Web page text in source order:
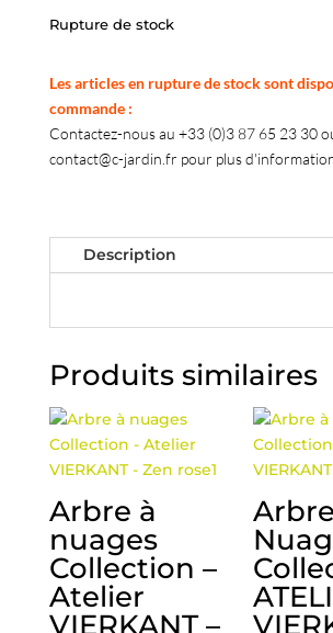
Rupture de stock
Les articles en rupture de stock sont
commande :
Contactez-nous au +33 (0)3 87 65 23 30
contact@c-jardin.fr pour plus
Description
Produits similaires
Arbre à
nuages
Collection –
Atelier
VIERKANT –